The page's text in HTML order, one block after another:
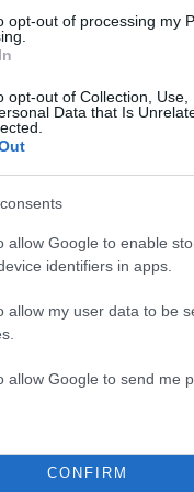
opt-out of processing my
opt-out of Collection,
Data that Is
allow Google to enable
identifiers in apps.
allow my user data to be
allow Google to send me
CONFIRM
πρόβλημα έχεις;
ήταν η